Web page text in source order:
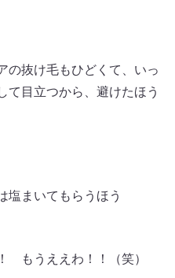
抜け毛もひどくて、いっ
て目立つから、避けたほう
まいてもらうほう
もうええわ！！（笑）